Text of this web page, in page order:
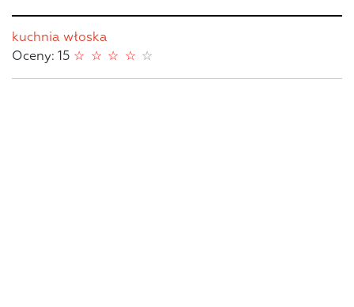
kuchnia włoska
Oceny: 15
☆
☆
☆
☆
☆